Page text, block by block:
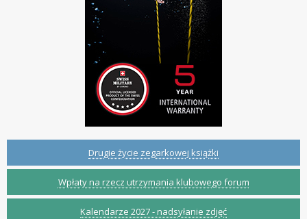
Drugie życie zegarkowej książki
Wpłaty na rzecz utrzymania klubowego forum
Kalendarze 2027 - nadsyłanie zdjęć